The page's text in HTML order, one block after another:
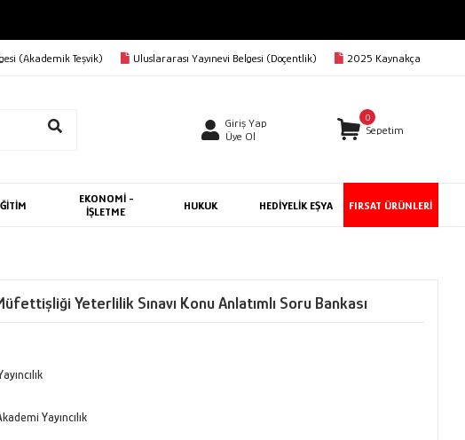
(Akademik Teşvik) Uluslararası Yayınevi Belgesi (Doçentlik) 2025 Kaynakça
Giriş Yap
Üye Ol
0
Sepetim
EKONOMİ -
İŞLETME
HUKUK HEDİYELİK EŞYA FIRSAT ÜRÜNLERİ
Yeterlilik Sınavı Konu Anlatımlı Soru Bankası
Yayıncılık